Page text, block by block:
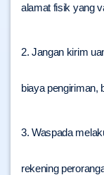
alamat fisik yang
2. Jangan kirim
biaya pengiriman,
3. Waspada
rekening